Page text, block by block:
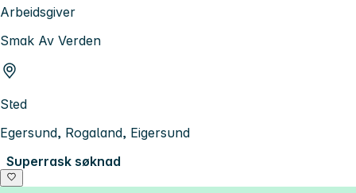
Arbeidsgiver
Smak Av Verden
Sted
Egersund, Rogaland, Eigersund
Superrask søknad